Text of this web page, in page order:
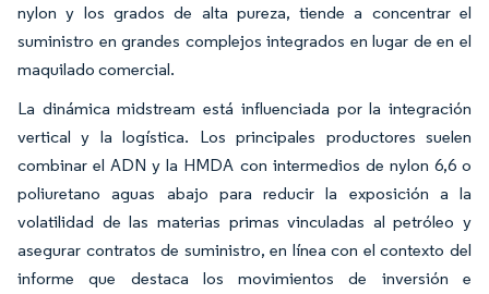
nylon y los grados de alta pureza, tiende a concentrar el
suministro en grandes complejos integrados en lugar de en el
maquilado comercial.
La dinámica midstream está influenciada por la integración
vertical y la logística. Los principales productores suelen
combinar el ADN y la HMDA con intermedios de nylon 6,6 o
poliuretano aguas abajo para reducir la exposición a la
volatilidad de las materias primas vinculadas al petróleo y
asegurar contratos de suministro, en línea con el contexto del
informe que destaca los movimientos de inversión e